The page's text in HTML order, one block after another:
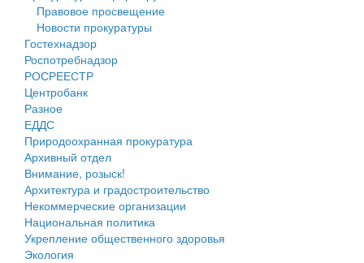
Проекты планировки территории
Собрание депутатов
Городское поселение
Сельские поселения
Правовое просвещение
Новости прокуратуры
Гостехнадзор
Роспотребнадзор
РОСРЕЕСТР
Центробанк
Разное
ЕДДС
Природоохранная прокуратура
Архивный отдел
Внимание, розыск!
Архитектура и градостроительство
Некоммерческие организации
Национальная политика
Укрепление общественного здоровья
Экология